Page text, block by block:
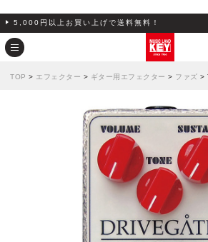
5,000円以上お買い上げで送料無料！
TOP > エフェクター > ギター用エフェクター > ファズ >